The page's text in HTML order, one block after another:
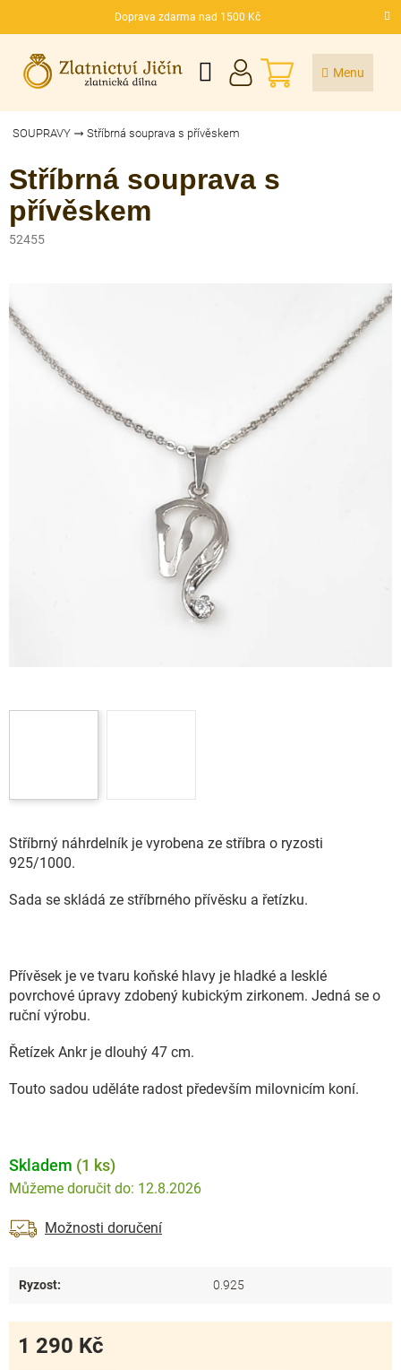
Doprava zdarma nad 1500 Kč
CZK
NÁKUPNÍ
KOŠÍK
SOUPRAVY Stříbrná souprava s přívěskem
Stříbrná souprava s
přívěskem
52455
Stříbrný náhrdelník je vyrobena ze stříbra o ryzosti
925/1000.
Sada se skládá ze stříbrného přívěsku a řetízku.
Přívěsek je ve tvaru koňské hlavy je hladké a lesklé
povrchové úpravy zdobený kubickým zirkonem. Jedná se o
ruční výrobu.
Řetízek Ankr je dlouhý 47 cm.
Touto sadou uděláte radost především milovnicím koní.
Skladem (1 ks)
12.8.2026
Možnosti doručení
1 290 Kč
Ryzost: 0.925